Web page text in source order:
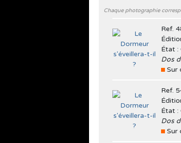
Chaque photographie
Ref.
État :
Dos
Sur
Ref.
État :
Dos
Sur